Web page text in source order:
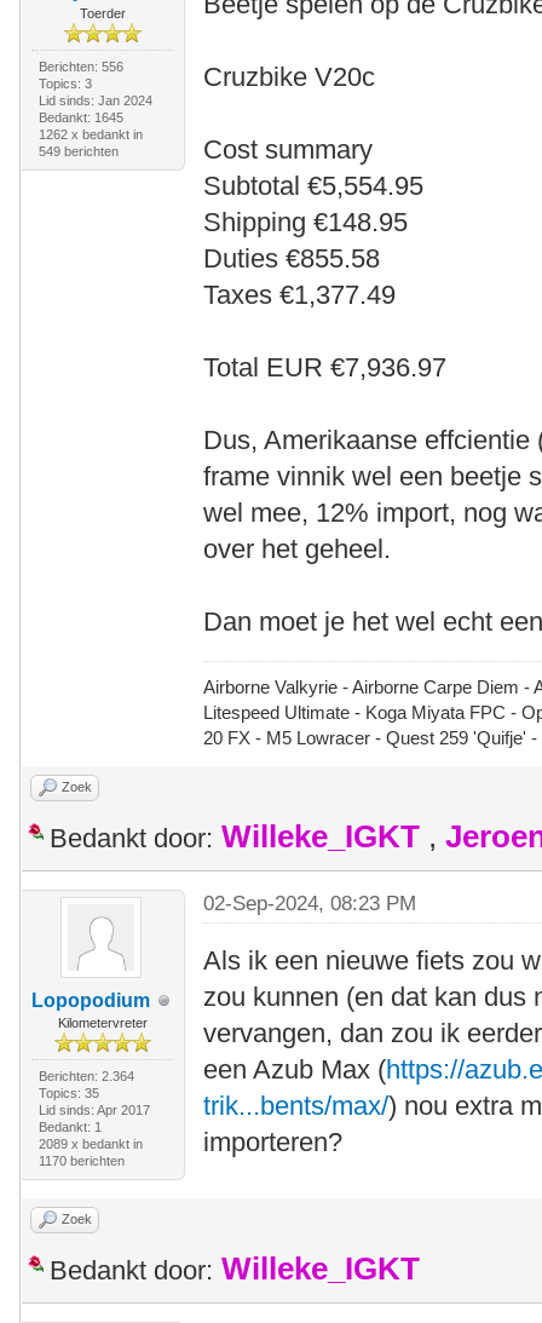
Toerder
Berichten: 556
Topics: 3
Lid sinds: Jan 2024
Bedankt: 1645
1262 x bedankt in
549 berichten
Cruzbike V20c
Cost summary
Subtotal €5,554.95
Shipping €148.95
Duties €855.58
Taxes €1,377.49
Total EUR €7,936.97
Dus, Amerikaanse
frame vinnik wel een beetje
wel mee, 12% import, nog
over het geheel.
Dan moet je het wel echt
Airborne Valkyrie - Airborne Carpe Diem -
Litespeed Ultimate - Koga Miyata FPC -
20 FX - M5 Lowracer - Quest 259 'Quifje'
Zoek
Bedankt door: Willeke_IGKT ,
Lopopodium
Kilometervreter
Berichten: 2.364
Topics: 35
Lid sinds: Apr 2017
Bedankt: 1
2089 x bedankt in
1170 berichten
02-Sep-2024, 08:23 PM
Als ik een nieuwe fiets zou
zou kunnen (en dat kan dus
vervangen, dan zou ik
een Azub Max (https://
trik...bents/max/) nou extra
importeren?
Zoek
Bedankt door: Willeke_IGKT